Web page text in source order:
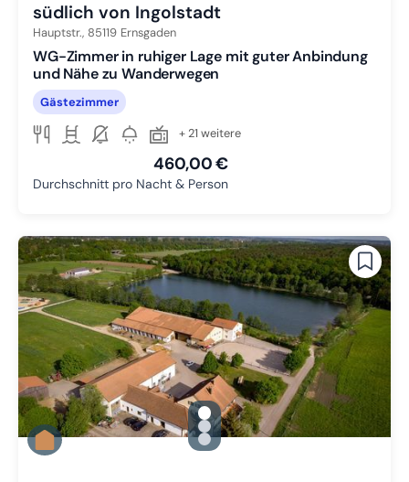
südlich von Ingolstadt
Hauptstr., 85119 Ernsgaden
WG-Zimmer in ruhiger Lage mit guter Anbindung
und Nähe zu Wanderwegen
Gästezimmer
+ 21 weitere
460,00 €
Durchschnitt pro Nacht & Person
gallery.slide_selector
Zu Slide 1 wechseln
Zu Slide 2 wechseln
Zu Slide 3 wechseln